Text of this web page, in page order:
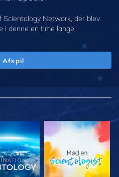
Network, der blev
i denne en time lange
Afspil